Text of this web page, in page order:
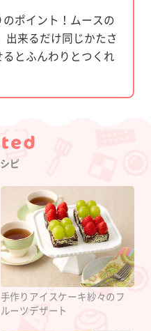
ポイント！ムースの
出来るだけ同じかたさ
とふんわりとつくれ
Category
ピ
手作りアイスケーキ紗々のフ
ルーツデザート